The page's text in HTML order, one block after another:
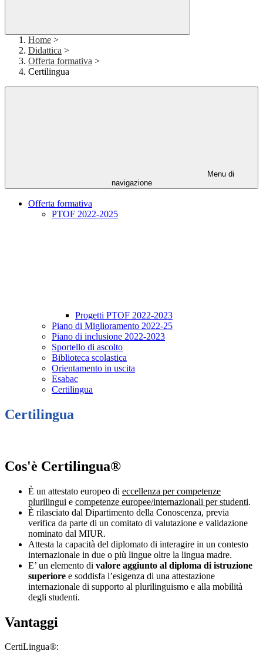
Home >
Didattica >
Offerta formativa >
Certilingua
Menu di
navigazione
Offerta formativa
PTOF 2022-2025
Progetti PTOF 2022-2023
Piano di Miglioramento 2022-25
Piano di inclusione 2022-2023
Sportello di ascolto
Biblioteca scolastica
Orientamento in uscita
Esabac
Certilingua
Certilingua
Cos'è Certilingua®
È un attestato europeo di eccellenza per competenze
plurilingui e competenze europee/internazionali per studenti.
È rilasciato dal Dipartimento della Conoscenza, previa
verifica da parte di un comitato di valutazione e validazione
nominato dal MIUR.
Attesta la capacità del diplomato di interagire in un contesto
internazionale in due o più lingue oltre la lingua madre.
E’ un elemento di valore aggiunto al diploma di istruzione
superiore e soddisfa l’esigenza di una attestazione
internazionale di supporto al plurilinguismo e alla mobilità
degli studenti.
Vantaggi
CertiLingua®: